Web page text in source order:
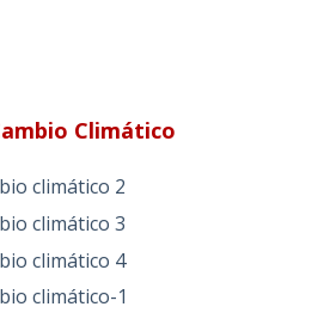
Climático
climático 2
climático 3
climático 4
climático-1